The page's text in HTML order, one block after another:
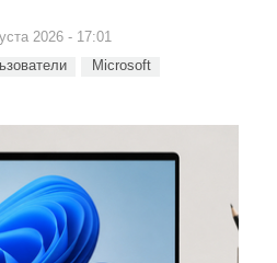
2026 - 17:01
Microsoft